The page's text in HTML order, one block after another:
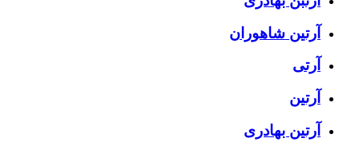
آرتين شاهوران
آرتی
آرتین
آرتین بهادری